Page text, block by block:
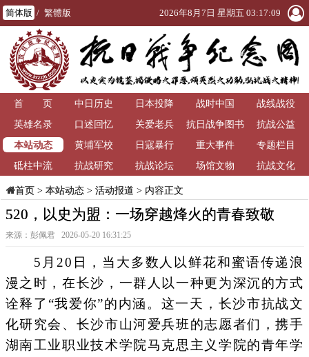
简体版 / 繁體版 2026年8月7日 星期五 03:17:10
首 页 中日历史 日本投降 战时中国
战线战役
英雄名录
口述回忆 关爱老兵
抗日战争图书
馆
抗战公益
本站动态
黄埔军校 日寇暴行 重大事件
专题栏目
砥柱中流
抗战研究 抗战论坛 场馆文物 抗战文化
首页> 本站动态> 活动报道 > 内容正文
520，以史为盟：一场穿越烽火的青春致敬
来源：彭佩君 2026-05-20 16:31:25
5月20日，当大多数人以鲜花和蜜语传递浪
漫之时，在长沙，一群人以一种更为深沉的方式
诠释了“我爱你”的内涵。这一天，长沙市抗战文
化研究会、长沙市山河爱兵班的志愿者们，携手
湖南工业职业技术学院马克思主义学院的青年学